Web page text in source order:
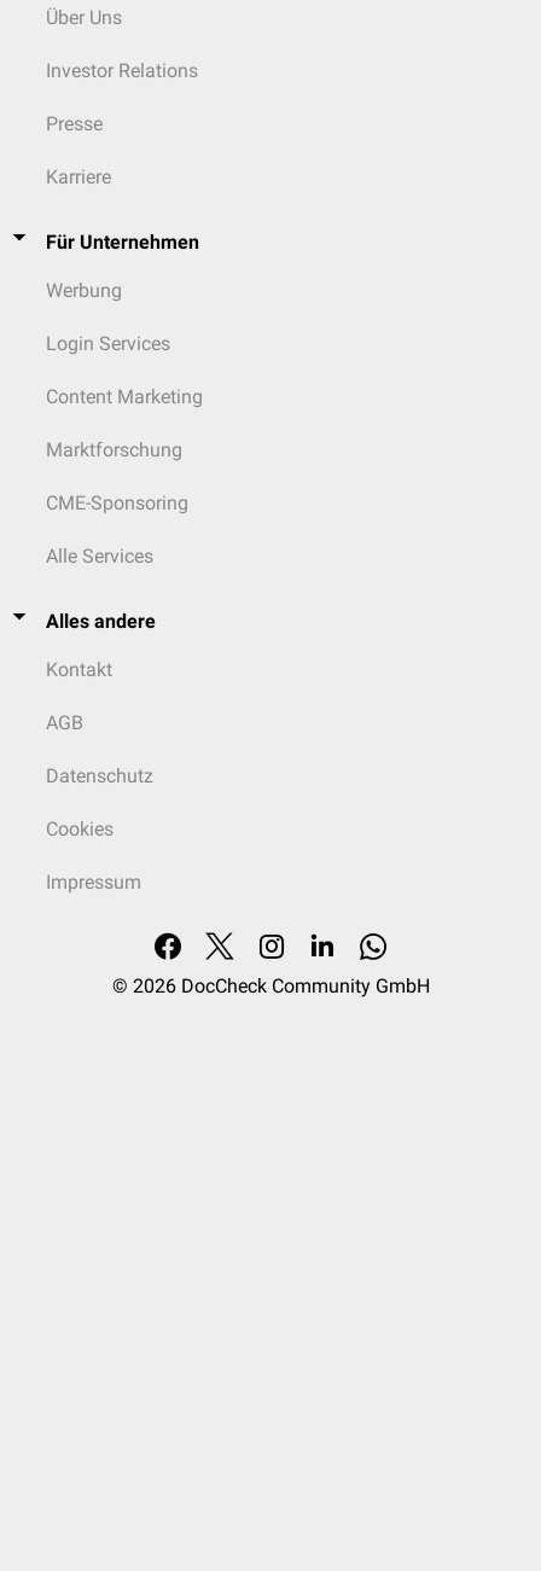
Über Uns
Investor Relations
Presse
Karriere
Für Unternehmen
Werbung
Login Services
Content Marketing
Marktforschung
CME-Sponsoring
Alle Services
Alles andere
Kontakt
AGB
Datenschutz
Cookies
Impressum
© 2026 DocCheck Community GmbH